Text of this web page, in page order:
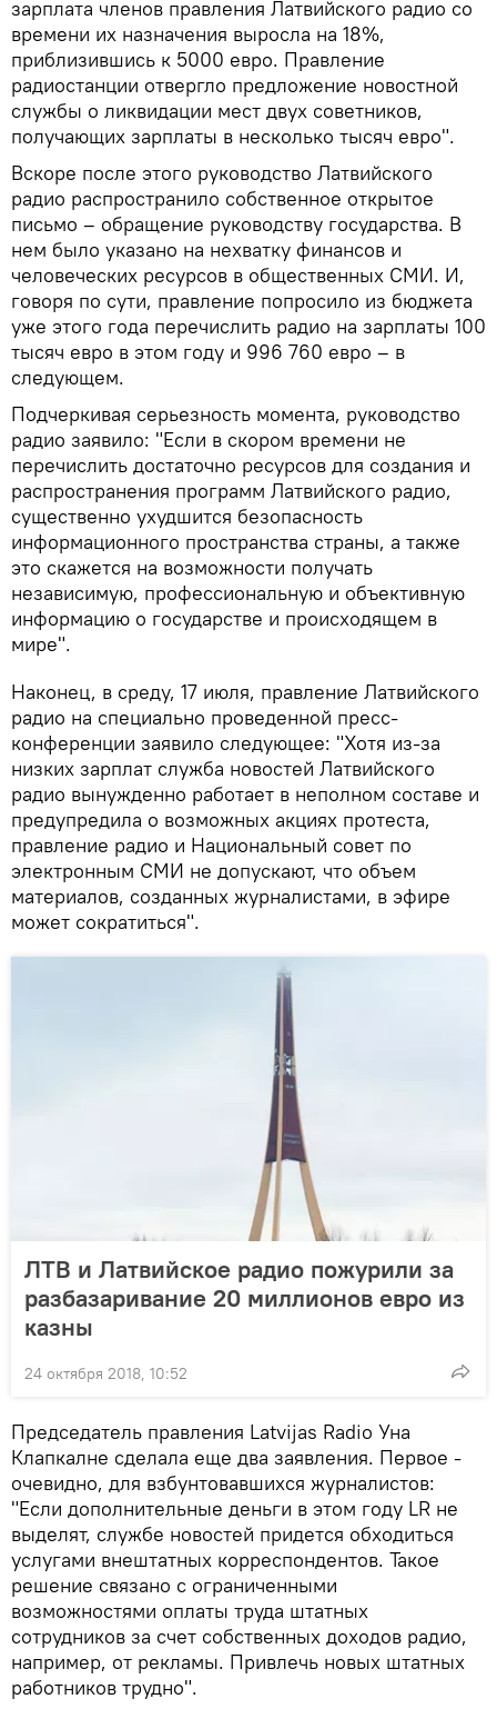
зарплата членов правления Латвийского радио со
времени их назначения выросла на 18%,
приблизившись к 5000 евро. Правление
радиостанции отвергло предложение новостной
службы о ликвидации мест двух советников,
получающих зарплаты в несколько тысяч евро".
Вскоре после этого руководство Латвийского
радио распространило собственное открытое
письмо – обращение руководству государства. В
нем было указано на нехватку финансов и
человеческих ресурсов в общественных СМИ. И,
говоря по сути, правление попросило из бюджета
уже этого года перечислить радио на зарплаты 100
тысяч евро в этом году и 996 760 евро – в
следующем.
Подчеркивая серьезность момента, руководство
радио заявило: "Если в скором времени не
перечислить достаточно ресурсов для создания и
распространения программ Латвийского радио,
существенно ухудшится безопасность
информационного пространства страны, а также
это скажется на возможности получать
независимую, профессиональную и объективную
информацию о государстве и происходящем в
мире".
Наконец, в среду, 17 июля, правление Латвийского
радио на специально проведенной пресс-
конференции заявило следующее: "Хотя из-за
низких зарплат служба новостей Латвийского
радио вынужденно работает в неполном составе и
предупредила о возможных акциях протеста,
правление радио и Национальный совет по
электронным СМИ не допускают, что объем
материалов, созданных журналистами, в эфире
может сократиться".
ЛТВ и Латвийское радио пожурили за
разбазаривание 20 миллионов евро из
казны
24 октября 2018, 10:52
Председатель правления Latvijas Radio Уна
Клапкалне сделала еще два заявления. Первое -
очевидно, для взбунтовавшихся журналистов:
"Если дополнительные деньги в этом году LR не
выделят, службе новостей придется обходиться
услугами внештатных корреспондентов. Такое
решение связано с ограниченными
возможностями оплаты труда штатных
сотрудников за счет собственных доходов радио,
например, от рекламы. Привлечь новых штатных
работников трудно".